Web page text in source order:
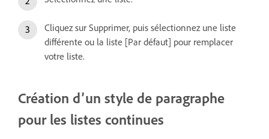
Cliquez sur Supprimer, puis sélectionnez une liste
différente ou la liste [Par défaut] pour remplacer
votre liste.
Création d’un style de paragraphe
pour les listes continues